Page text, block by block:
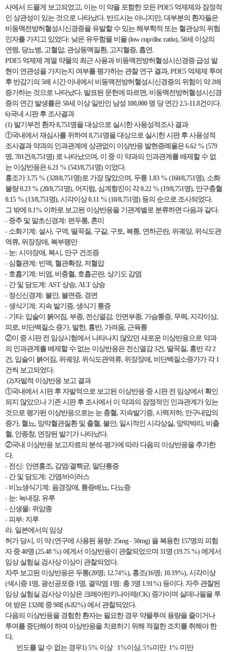
사에서 드물게 보고되었고, 이는 이 약을 포함한 모든 PDE5 억제제와 잠정적
인 상관성이 있는 것으로 나타났다. 반드시는 아니지만, 대부분의 환자들은
비동맥전방허혈성시신경증을 유발할 수 있는 해부학적 또는 혈관상의 위험
인자를 가지고 있었다: 낮은 유두함몰 비율 (low cup/disc ratio), 50세 이상의
연령, 당뇨병, 고혈압, 관상동맥질환, 고지혈증, 흡연.
PDE5 억제제 계열 약물의 최근 사용과 비동맥전방허혈성시신경증 급성 발
현이 연관성을 가지는지 여부를 평가하는 관찰 연구 결과, PDE5 억제제 투여
후 반감기의 5배 시간 이내에서 비동맥전방허혈성시신경증의 위험이 약 2배
증가하는 것으로 나타났다. 발표된 문헌에 따르면, 비동맥전방허혈성시신경
증의 연간 발생률은 50세 이상 일반인 남성 100,000 명 당 연간 2.5-11.8건이다.
6)국내 시판 후 조사결과
(1) 발기부전 환자 8,751명을 대상으로 실시한 사용성적조사 결과
①국내에서 재심사를 위하여 8,751명을 대상으로 실시한 시판 후 사용성적
조사결과 약과의 인과관계에 상관없이 이상반응 발현증례율은 6.62 % (579
명, 701건/8,751명) 로 나타났으며, 이 중 이 약과의 인과관계를 배제할 수 없
는 이상반응은 6.21 % (543/8,751명) 이었다.
홍조가 3.75 % (328/8,751명)로 가장 많았으며, 두통 1.83 % (160/8,751명), 소화
불량 0.23 % (20/8,751명), 어지럼, 심계항진이 각 0.22 % (19/8,751명), 안구충혈
0.15 % (13/8,751명), 시각이상 0.11 % (10/8,751명) 등의 순으로 조사되었다.
그 밖에 0.1% 이하로 보고된 이상반응을 기관계별로 분류하면 다음과 같다.
- 중추 및 말초신경계: 편두통, 혼미
- 소화기계: 설사, 구역, 딸꾹질, 구갈, 구토, 복통, 연하곤란, 위궤양, 위식도관
역류, 위장장애, 복부팽만
- 눈: 시야장애, 복시, 안구 건조증
- 심혈관계: 빈맥, 혈관확장, 저혈압
- 호흡기계: 비염, 비충혈, 호흡곤란, 상기도 감염
- 간 및 담도계: AST 상승, ALT 상승
- 정신신경계: 불안, 불면증, 경면
- 생식기계: 지속 발기증, 생식기 통증
- 기타: 입술이 붉어짐, 부종, 전신열감, 안면부종, 가슴통증, 무력, 지각이상,
피로, 비단백질소 증가, 발한, 홍반, 가려움, 근육통
②이 중 시판 전 임상시험에서 나타나지 않았던 새로운 이상반응으로 약과
의 인과관계를 배제할 수 없는 이상반응은 전신열감 3건, 딸꾹질, 홍반 각 2
건, 입술이 붉어짐, 위궤양, 위식도관역류, 위장장애, 비단백질소증가가 각 1
건씩 보고되었다.
(2)자발적 이상반응 보고 결과
①국내에서 시판 후 자발적으로 보고된 이상반응 중 시판 전 임상에서 확인
되지 않았으나 기존 시판 후 조사에서 이 약과의 잠정적인 인과관계가 있는
것으로 평가된 이상반응으로는 눈 충혈, 지속발기증, 시력저하, 안구내압의
증가, 혈뇨, 망막혈관질환 및 출혈, 불안, 일시적인 시각상실, 망막박리, 비출
혈, 안종창, 연장된 발기가 나타났다.
②국내 이상반응 보고자료의 분석-평가에 따라 다음의 이상반응을 추가한
다.
- 전신: 안면홍조, 감염/결핵균, 말단통증
- 간 및 담도계: 간염/바이러스
- 비뇨생식기계: 음경장애, 통증배뇨, 다뇨증
- 눈: 녹내장, 유루
- 신생물: 위암종
- 피부: 지루
라. 일본에서의 임상
허가 당시, 이 약 (연구에 사용된 용량: 25mg - 50mg) 을 복용한 157명의 피험
자 중 40명 (25.48 %) 에게서 이상반응이 관찰되었으며 31명 (19.75 %) 에게서
임상 실험실 검사상 이상이 관찰되었다.
자주 보고된 이상반응은 두통(20명; 12.74%), 홍조(16명; 10.19%), 시각이상
(색시증 1명, 광선공포증 1명, 결막염 1명: 총 3명 1.91%) 등이다. 자주 관찰된
임상 실험실 검사상 이상은 크레아틴키나아제(CK) 증가이며 실데나필을 투
여 받은 132례 중 9례 (6.82%) 에서 관찰되었다.
다음의 이상반응을 경험한 환자는 필요한 경우 약물투여 용량을 줄이거나
투여를 중단해야 하며 이상반응을 치료하기 위해 적절한 조치를 취해야 한
다.
빈도를 알 수 없는 경우1) 5% 이상 1%이상, 5%미만 1% 미만